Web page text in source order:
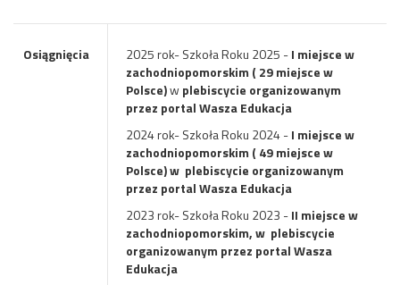
Osiągnięcia 2025 rok- Szkoła Roku 2025 -I miejsce w
zachodniopomorskim ( 29 miejsce w
Polsce)wplebiscycie organizowanym
przez portal Wasza Edukacja
2024 rok- Szkoła Roku 2024 -I miejsce w
zachodniopomorskim ( 49 miejsce w
Polsce) w plebiscycie organizowanym
przez portal Wasza Edukacja
2023 rok- Szkoła Roku 2023 -II miejsce w
zachodniopomorskim, w plebiscycie
organizowanym przez portal Wasza
Edukacja